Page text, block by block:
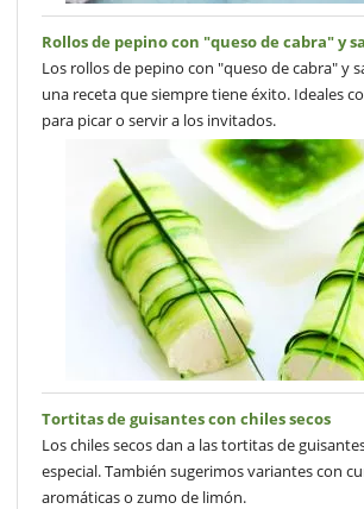
Rollos de pepino con "queso de cabra" y
Los rollos de pepino con "queso de cabra" y
una receta que siempre tiene éxito. Ideales
para picar o servir a los invitados.
Tortitas de guisantes con chiles secos
Los chiles secos dan a las tortitas de
especial. También sugerimos variantes con
aromáticas o zumo de limón.